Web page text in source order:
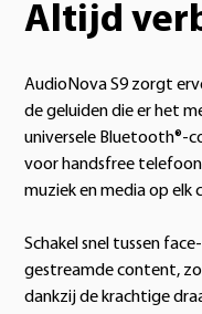
Altijd
AudioNova S9 zorgt
de geluiden die er het
universele Bluetooth®-
voor handsfree
muziek en media op
Schakel snel tussen
gestreamde content,
dankzij de krachtige